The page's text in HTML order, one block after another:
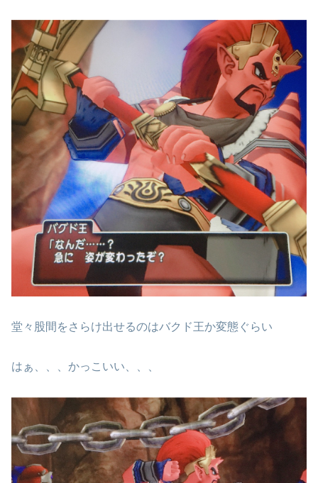
堂々股間をさらけ出せるのはバクド王か変態ぐらい
はぁ、、、かっこいい、、、